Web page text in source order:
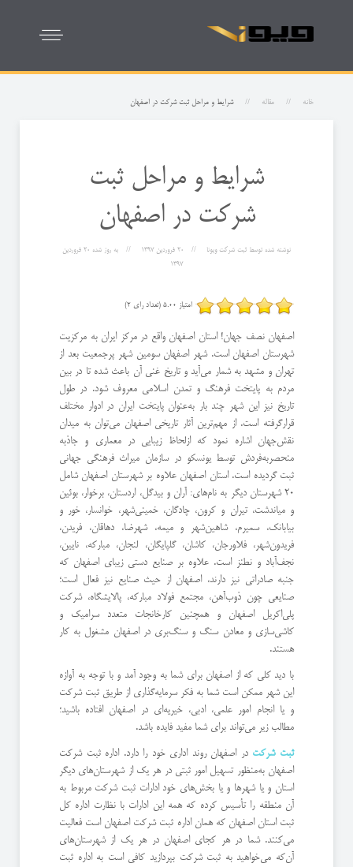
خانه مقاله شرایط و مراحل ثبت شرکت در اصفهان
شرایط و مراحل ثبت
شرکت در اصفهان
نوشته شده توسط ثبت شرکت ویونا 20 فروردين 1397 به روز شده
20 فروردين
1397
امتیاز 5.00 (تعداد رای 2)
اصفهان نصف جهان! استان اصفهان واقع در مرکز ایران به مرکزیت
شهرستان اصفهان است. شهر اصفهان سومین شهر پرجمعیت بعد از
تهران و مشهد به شمار می‌آید و تاریخ غنی آن باعث شده تا در بین
مردم به پایتخت فرهنگ و تمدن اسلامی معروف شود. در طول
تاریخ نیز این شهر چند بار به‌عنوان پایتخت ایران در ادوار مختلف
قرارگرفته است. از مهم‌ترین آثار تاریخی اصفهان می‌توان به میدان
نقش‌جهان اشاره نمود که ازلحاظ زیبایی در معماری و جاذبه
منحصربه‌فردش توسط یونسکو در سازمان میراث فرهنگی جهانی
ثبت گردیده است. استان اصفهان علاوه بر شهرستان اصفهان شامل
20 شهرستان دیگر به نام‌های: آران و بیدگل، اردستان، برخوار، بوئین
و میاندشت، تیران و کرون، چادگان، خمینی‌شهر، خوانسار، خور و
بیابانک، سمیرم، شاهین‌شهر و میمه، شهرضا، دهاقان، فریدن،
فریدون‌شهر، فلاورجان، کاشان، گلپایگان، لنجان، مبارکه، نایین،
نجف‌آباد و نطنز است. علاوه بر صنایع دستی زیبای اصفهان که
جنبه صادراتی نیز دارند، اصفهان از حیث صنایع نیز فعال است؛
صنایعی چون ذوب‌آهن، مجتمع فولاد مبارکه، پالایشگاه، شرکت
پلی‌اکریل اصفهان و همچنین کارخانجات متعدد سرامیک و
کاشی‌سازی و معادن سنگ و سنگ‌بری در اصفهان مشغول به کار
هستند.
با دید کلی که از اصفهان برای شما به وجود آمد و با توجه به آوازه
این شهر ممکن است شما به فکر سرمایه‌گذاری از طریق ثبت شرکت
و یا انجام امور علمی، ادبی، خیریه‌ای در اصفهان افتاده باشید؛
مطالب زیر می‌تواند برای شما مفید فایده باشد.
ثبت شرکت در اصفهان روند اداری خود را دارد. اداره ثبت شرکت
اصفهان به‌منظور تسهیل امور ثبتی در هر یک از شهرستان‌های دیگر
استان و یا شهرها و یا بخش‌های خود ادارات ثبت شرکت مربوط به
آن منطقه را تأسیس کرده که همه این ادارات با نظارت اداره کل
ثبت استان اصفهان که همان اداره ثبت شرکت اصفهان است فعالیت
می‌کنند. شما در هر کجای اصفهان در هر یک از شهرستان‌های
آن‌که می‌خواهید به ثبت شرکت بپردازید کافی است به اداره ثبت